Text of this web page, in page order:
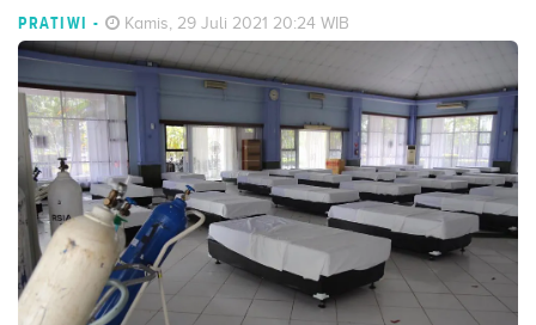
PRATIWI - Kamis, 29 Juli 2021 20:24 WIB